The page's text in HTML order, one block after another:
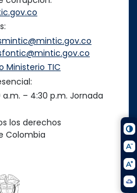
Ministerio TIC
– 4:30 p.m. Jornada
los derechos
Colombia